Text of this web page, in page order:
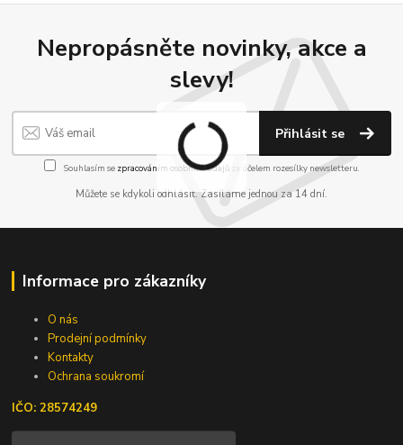
Nepropásněte novinky, akce a
slevy!
Přihlásit se
Souhlasím se zpracováním osobních údajůza účelem rozesílky newsletteru.
Můžete se kdykoli odhlásit. Zasíláme jednou za 14 dní.
Informace pro zákazníky
O nás
Prodejní podmínky
Kontakty
Ochrana soukromí
IČO: 28574249